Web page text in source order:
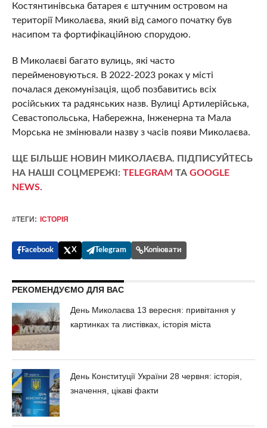
Костянтинівська батарея є штучним островом на
території Миколаєва, який від самого початку був
насипом та фортифікаційною спорудою.
В Миколаєві багато вулиць, які часто
перейменовуються. В 2022-2023 роках у місті
почалася декомунізація, щоб позбавитись всіх
російських та радянських назв. Вулиці Артилерійська,
Севастопольська, Набережна, Інженерна та Мала
Морська не змінювали назву з часів появи Миколаєва.
ЩЕ БІЛЬШЕ НОВИН МИКОЛАЄВА. ПІДПИСУЙТЕСЬ
НА НАШІ СОЦМЕРЕЖІ: TELEGRAM ТА GOOGLE
NEWS.
#ТЕГИ: ІСТОРІЯ
Facebook X Telegram Копіювати
РЕКОМЕНДУЄМО ДЛЯ ВАС
День Миколаєва 13 вересня: привітання у
картинках та листівках, історія міста
День Конституції України 28 червня: історія,
значення, цікаві факти